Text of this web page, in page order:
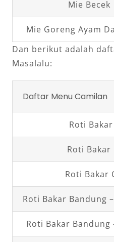
Mie Becek
Mie Goreng Ayam
Dan berikut adalah
Masalalu:
Daftar Menu Camilan
Roti
Roti Bakar
Roti Bakar
Roti Bakar Bandung
Roti Bakar Bandung